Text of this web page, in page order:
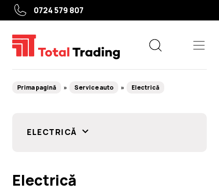
0724 579 807
Camioane, agricole, utilaje grele
Prima pagină Service auto Electrică
ELECTRICĂ
Electrică